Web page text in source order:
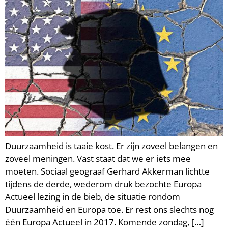
Duurzaamheid is taaie kost. Er zijn zoveel belangen en
zoveel meningen. Vast staat dat we er iets mee
moeten. Sociaal geograaf Gerhard Akkerman lichtte
tijdens de derde, wederom druk bezochte Europa
Actueel lezing in de bieb, de situatie rondom
Duurzaamheid en Europa toe. Er rest ons slechts nog
één Europa Actueel in 2017. Komende zondag, […]